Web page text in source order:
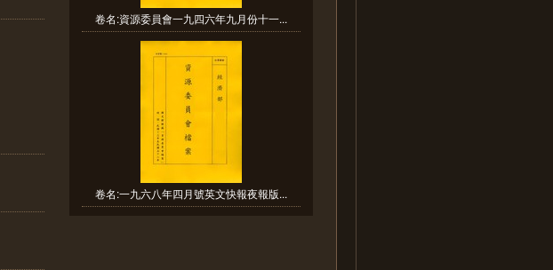
卷名:資源委員會一九四六年九月份十一...
卷名:一九六八年四月號英文快報夜報版...